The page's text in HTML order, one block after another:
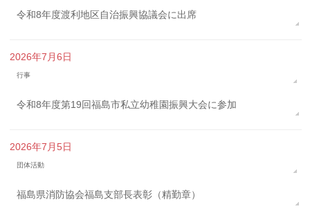
令和8年度渡利地区自治振興協議会に出席
2026年7月6日
行事
令和8年度第19回福島市私立幼稚園振興大会に参加
2026年7月5日
団体活動
福島県消防協会福島支部長表彰（精勤章）